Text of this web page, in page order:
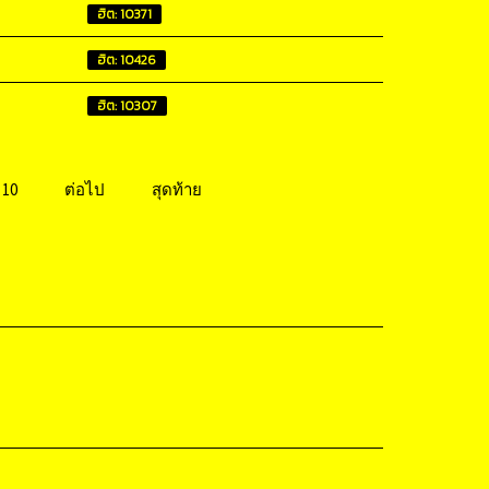
ฮิต: 10371
ฮิต: 10426
ฮิต: 10307
10 ต่อไป สุดท้าย